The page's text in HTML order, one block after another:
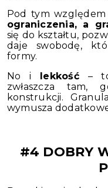
Pod tym względem
ograniczenia, a
się do kształtu,
daje swobodę,
formy.
No i lekkość– to
zwłaszcza tam,
konstrukcji.
wymusza
#4 DOBRY